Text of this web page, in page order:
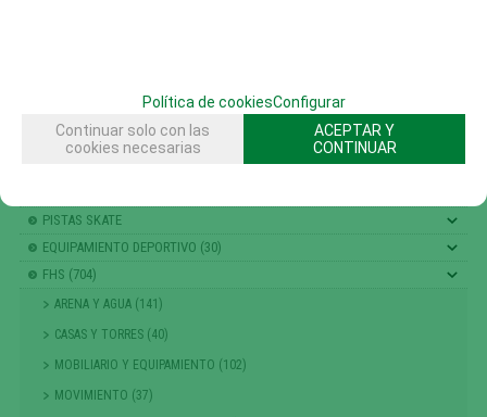
MATERIALES
PISTAS SKATE
EQUIPAMIENTO DEPORTIVO (30)
FHS (704)
ARENA Y AGUA (141)
CASAS Y TORRES (40)
MOBILIARIO Y EQUIPAMIENTO (102)
MOVIMIENTO (37)
Política de cookiesConfigurar
Continuar solo con las
cookies necesarias
ACEPTAR Y
CONTINUAR